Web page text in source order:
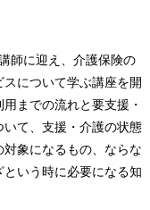
師に迎え、介護保険の
について学ぶ講座を開
までの流れと要支援・
て、支援・介護の状態
象になるもの、ならな
いう時に必要になる知